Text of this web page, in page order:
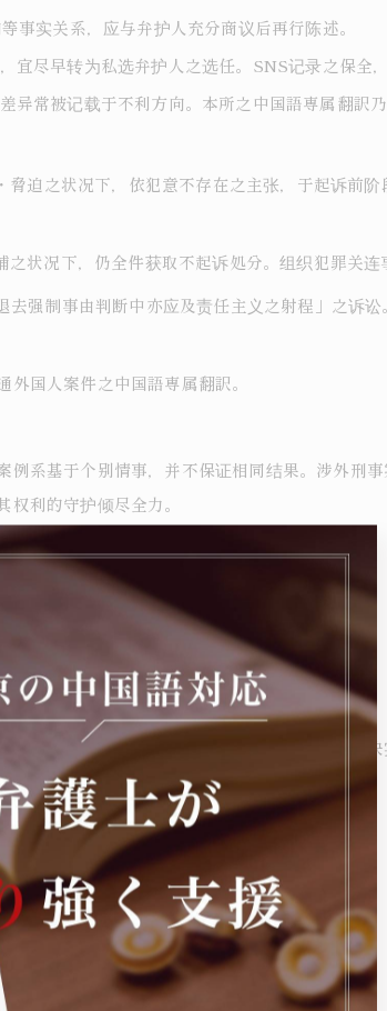
事实关系，应与弁护人充分商议后再行陈述。
尽早转为私选弁护人之选任。SNS记录之保全
常被记载于不利方向。本所之中国語専属翻訳
迫之状况下，依犯意不存在之主张，于起诉前
状况下，仍全件获取不起诉処分。组织犯罪关连
强制事由判断中亦应及责任主义之射程」之诉
国人案件之中国語専属翻訳。
系基于个别情事，并不保证相同结果。涉外刑
利的守护倾尽全力。
起诉处分获取、罕见的在留特别许可获取等解决